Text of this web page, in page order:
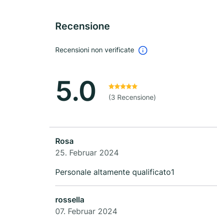
Recensione
Recensioni non verificate
5.0 (3 Recensione)
Rosa
25. Februar 2024
Personale altamente qualificato1
rossella
07. Februar 2024